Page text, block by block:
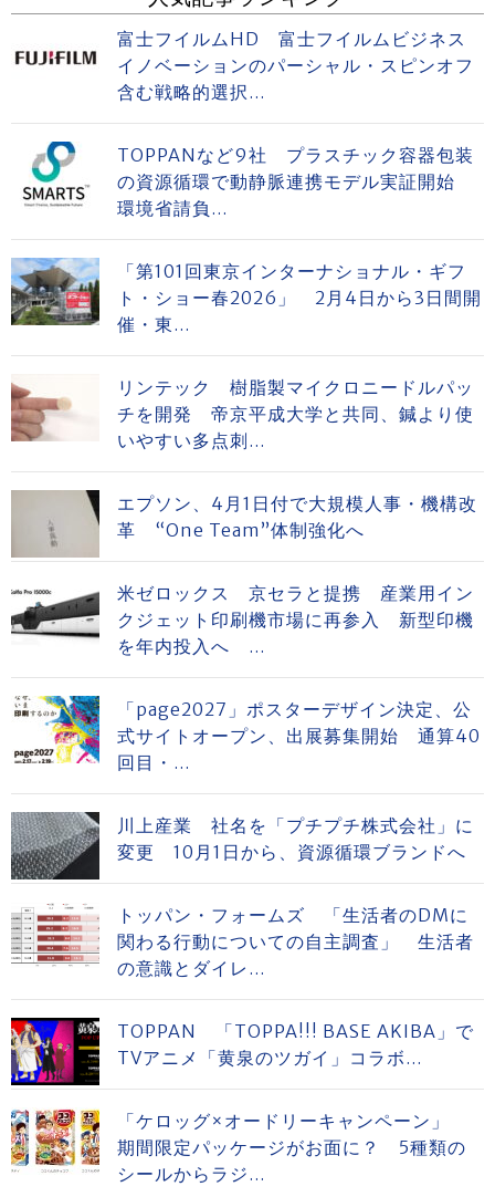
富士フイルムHD 富士フイルムビジネス
イノベーションのパーシャル・スピンオフ
含む戦略的選択...
TOPPANなど9社 プラスチック容器包装
の資源循環で動静脈連携モデル実証開始
環境省請負...
「第101回東京インターナショナル・ギフ
ト・ショー春2026」 2月4日から3日間開
催・東...
リンテック 樹脂製マイクロニードルパッ
チを開発 帝京平成大学と共同、鍼より使
いやすい多点刺...
エプソン、4月1日付で大規模人事・機構改
革 “One Team”体制強化へ
米ゼロックス 京セラと提携 産業用イン
クジェット印刷機市場に再参入 新型印機
を年内投入へ ...
「page2027」ポスターデザイン決定、公
式サイトオープン、出展募集開始 通算40
回目・...
川上産業 社名を「プチプチ株式会社」に
変更 10月1日から、資源循環ブランドへ
トッパン・フォームズ 「生活者のDMに
関わる行動についての自主調査」 生活者
の意識とダイレ...
TOPPAN 「TOPPA!!! BASE AKIBA」で
TVアニメ「黄泉のツガイ」コラボ...
「ケロッグ×オードリーキャンペーン」
期間限定パッケージがお面に？ 5種類の
シールからラジ...